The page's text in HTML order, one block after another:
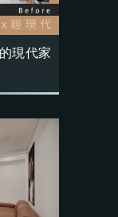
現代家